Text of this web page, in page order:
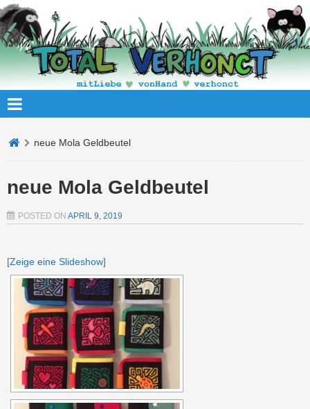
neue Mola Geldbeutel
neue Mola Geldbeutel
POSTED ON APRIL 9, 2019
[Zeige eine Slideshow]